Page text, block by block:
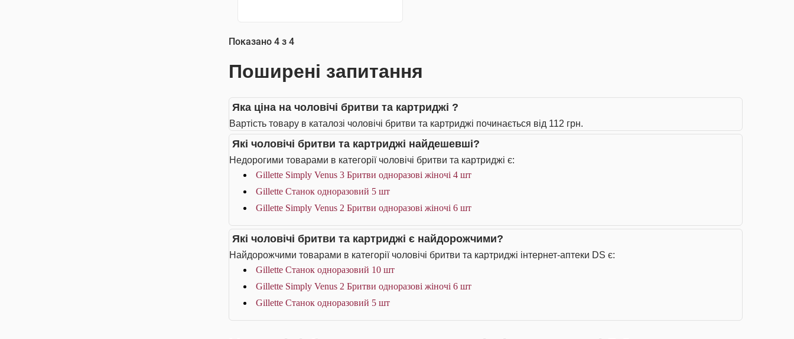
Показано 4 з 4
Поширені запитання
Яка ціна на чоловічі бритви та картриджі ?
Вартість товару в каталозі чоловічі бритви та картриджі починається від 112 грн.
Які чоловічі бритви та картриджі найдешевші?
Недорогими товарами в категорії чоловічі бритви та картриджі є:
Gillette Simply Venus 3 Бритви одноразові жіночі 4 шт
Gillette Станок одноразовий 5 шт
Gillette Simply Venus 2 Бритви одноразові жіночі 6 шт
Які чоловічі бритви та картриджі є найдорожчими?
Найдорожчими товарами в категорії чоловічі бритви та картриджі інтернет-аптеки DS є:
Gillette Станок одноразовий 10 шт
Gillette Simply Venus 2 Бритви одноразові жіночі 6 шт
Gillette Станок одноразовий 5 шт